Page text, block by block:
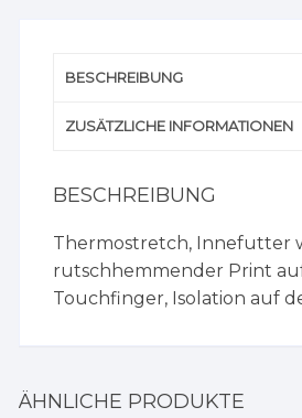
BESCHREIBUNG
ZUSÄTZLICHE INFORMATIONEN
BESCHREIBUNG
Thermostretch, Innefutter
rutschhemmender Print
Touchfinger, Isolation auf
ÄHNLICHE PRODUKTE